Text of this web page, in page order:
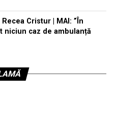
Cristur | MAI: ”În
niciun caz de ambulanță